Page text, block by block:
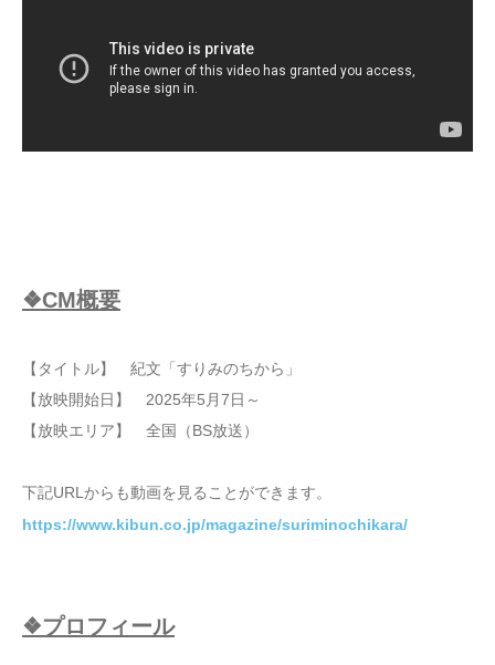
❖CM概要
【タイトル】 紀文「すりみのちから」
【放映開始日】 2025年5月7日～
【放映エリア】 全国（BS放送）
下記URLからも動画を見ることができます。
https://www.kibun.co.jp/magazine/suriminochikara/
❖プロフィール